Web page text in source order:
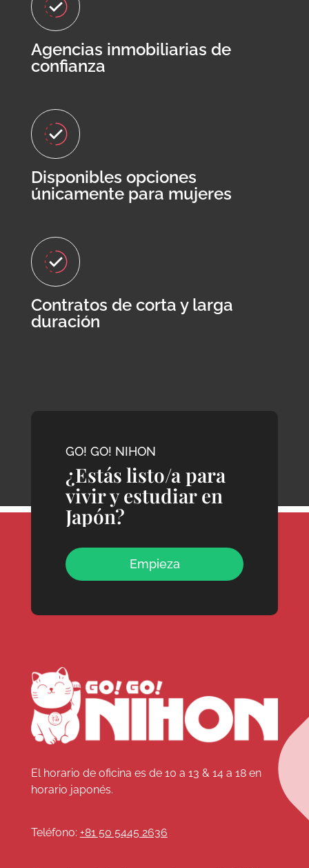
Agencias inmobiliarias de
confianza
Disponibles opciones
únicamente para mujeres
Contratos de corta y larga
duración
GO! GO! NIHON
¿Estás listo/a para
vivir y estudiar en
Japón?
Empieza
El horario de oficina es de 10 a 13 & 14 a 18 en
horario japonés.
Teléfono: +81 50 5445 2636